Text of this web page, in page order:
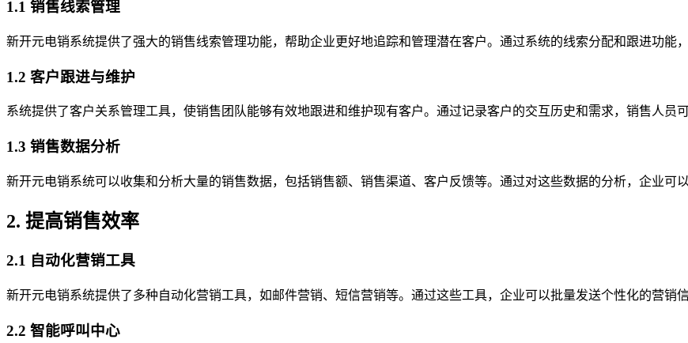
1.1 销售线索管理
新开元电销系统提供了强大的销售线索管理功能，帮助企业更好地追踪和管理潜在客户。通过系统的线索分配和跟进功能
1.2 客户跟进与维护
系统提供了客户关系管理工具，使销售团队能够有效地跟进和维护现有客户。通过记录客户的交互历史和需求，销售人员
1.3 销售数据分析
新开元电销系统可以收集和分析大量的销售数据，包括销售额、销售渠道、客户反馈等。通过对这些数据的分析，企业可
2. 提高销售效率
2.1 自动化营销工具
新开元电销系统提供了多种自动化营销工具，如邮件营销、短信营销等。通过这些工具，企业可以批量发送个性化的营销
2.2 智能呼叫中心